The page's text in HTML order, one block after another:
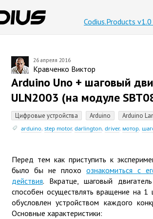
Codius.Products v1.0
26 апреля 2016
Кравченко Виктор
Arduino Uno + шаговый
ULN2003 (на модуле
Цифровые устройства Arduino Arduino
arduino, step motor, darlington, driver, мотор,
Перед тем как приступить к
было бы не плохо ознакомиться с
действия. Вкратце, шаговый
способен осуществлять вращение на
обусловлен устройством каждого
Основные характеристики: